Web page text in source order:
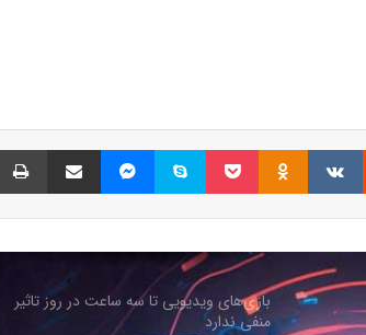
Reddit
VKontakte
Odnoklassniki پاکت اسکایپ مسنجر اشتراک گذاری با ایمیل
گسترده‌ای شد
منفی ندارد
کدام بازی‌های گروهی آنلاین بیشترین
محبوبیت را میان جوانان دارند؟